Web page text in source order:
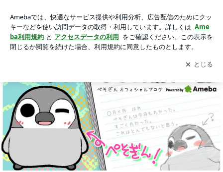
owered by Ameba
アプリをダウンロードして ブログの更新通知
を受け取りまし
ょう。
開く